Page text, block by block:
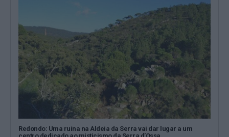
Redondo: Uma ruína na Aldeia da Serra vai dar lugar a um